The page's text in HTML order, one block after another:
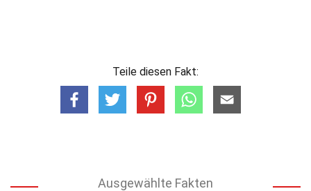
Teile diesen Fakt:
Ausgewählte Fakten